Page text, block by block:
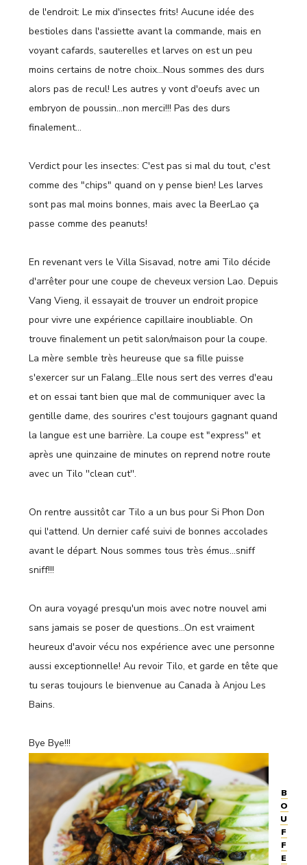
de l'endroit: Le mix d'insectes frits! Aucune idée des
bestioles dans l'assiette avant la commande, mais en
voyant cafards, sauterelles et larves on est un peu
moins certains de notre choix…Nous sommes des durs
alors pas de recul! Les autres y vont d'oeufs avec un
embryon de poussin…non merci!!! Pas des durs
finalement…
Verdict pour les insectes: C'est pas si mal du tout, c'est
comme des "chips" quand on y pense bien! Les larves
sont pas mal moins bonnes, mais avec la BeerLao ça
passe comme des peanuts!
En revenant vers le Villa Sisavad, notre ami Tilo décide
d'arrêter pour une coupe de cheveux version Lao. Depuis
Vang Vieng, il essayait de trouver un endroit propice
pour vivre une expérience capillaire inoubliable. On
trouve finalement un petit salon/maison pour la coupe.
La mère semble très heureuse que sa fille puisse
s'exercer sur un Falang…Elle nous sert des verres d'eau
et on essai tant bien que mal de communiquer avec la
gentille dame, des sourires c'est toujours gagnant quand
la langue est une barrière. La coupe est "express" et
après une quinzaine de minutes on reprend notre route
avec un Tilo ''clean cut''.
On rentre aussitôt car Tilo a un bus pour Si Phon Don
qui l'attend. Un dernier café suivi de bonnes accolades
avant le départ. Nous sommes tous très émus…sniff
sniff!!!
On aura voyagé presqu'un mois avec notre nouvel ami
sans jamais se poser de questions…On est vraiment
heureux d'avoir vécu nos expérience avec une personne
aussi exceptionnelle! Au revoir Tilo, et garde en tête que
tu seras toujours le bienvenue au Canada à Anjou Les
Bains.
Bye Bye!!!
B
O
U
F
F
E